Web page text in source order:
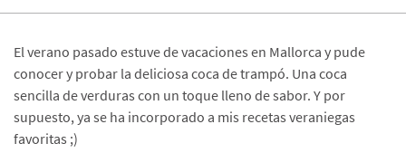
El verano pasado estuve de vacaciones en Mallorca y pude
conocer y probar la deliciosa coca de trampó. Una coca
sencilla de verduras con un toque lleno de sabor. Y por
supuesto, ya se ha incorporado a mis recetas veraniegas
favoritas ;)